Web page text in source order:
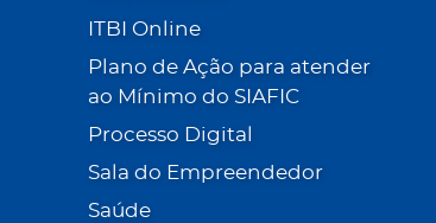
ITBI Online
Plano de Ação para atender
ao Mínimo do SIAFIC
Processo Digital
Sala do Empreendedor
Saúde